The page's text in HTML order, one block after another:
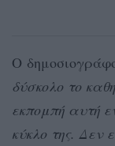
Ο
δύσκολο το
εκπομπή αυτή
κύκλο της. Δεν